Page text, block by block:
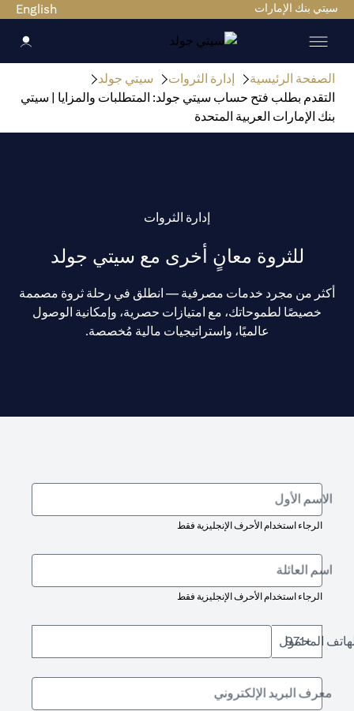
سيتي بنك الإمارات English
الصفحة الرئيسية إدارة الثروات
سيتي جولد
التقدم بطلب فتح حساب سيتي جولد: المتطلبات والمزايا | سيتي
بنك الإمارات العربية المتحدة
إدارة الثروات
للثروة معانٍ أخرى مع سيتي جولد
أكثر من مجرد خدمات مصرفية — انطلق في رحلة ثروة مصممة
خصيصًا لطموحاتك، مع امتيازات حصرية، وإمكانية الوصول
عالميًا، واستراتيجيات مالية مُخصصة.
الرجاء استخدام الأحرف الإنجليزية فقط
الاسم الأول
الرجاء استخدام الأحرف الإنجليزية فقط
اسم العائلة
+971
المحمول
معرف البريد الإلكتروني